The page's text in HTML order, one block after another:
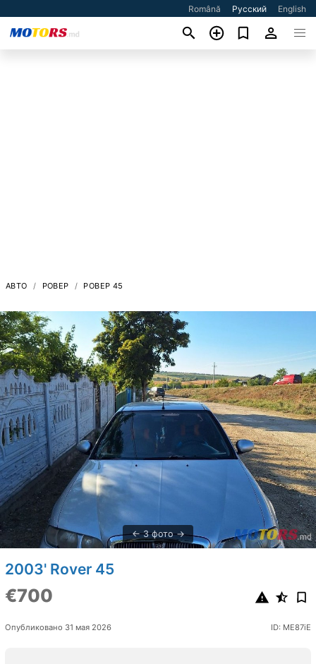
Română Русский English
АВТО РОВЕР РОВЕР 45
3 фото
2003' Rover 45
€700
Опубликовано 31 мая 2026 ID: ME87iE